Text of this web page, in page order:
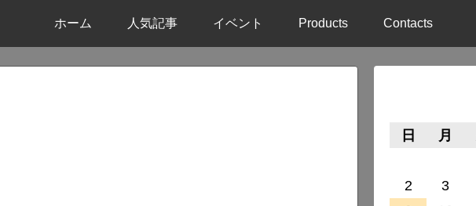
ホーム 人気記事 イベント Products Contacts
日
月
2
3